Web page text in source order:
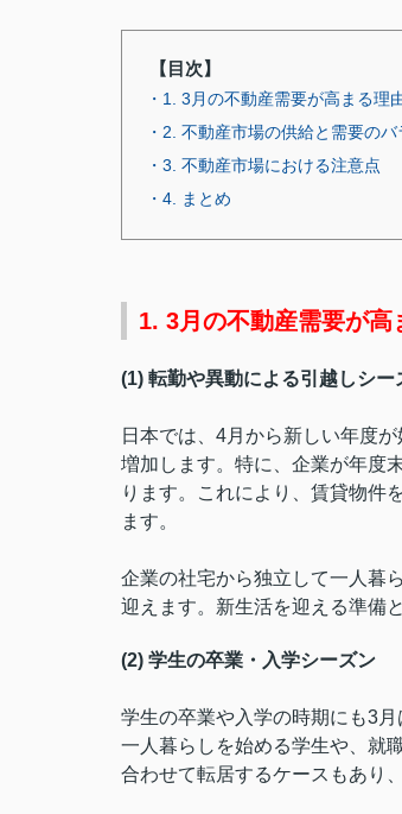
【目次】
・1. 3月の不動産需要が高まる理
・2. 不動産市場の供給と需要のバ
・3. 不動産市場における注意点
・4. まとめ
1. 3月の不動産需要が高
(1) 転勤や異動による引越しシー
日本では、4月から新しい年度
増加します。特に、企業が年度
ります。これにより、賃貸物件
ます。
企業の社宅から独立して一人暮
迎えます。新生活を迎える準備
(2) 学生の卒業・入学シーズン
学生の卒業や入学の時期にも3
一人暮らしを始める学生や、就
合わせて転居するケースもあり